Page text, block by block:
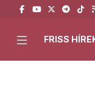
FRISS